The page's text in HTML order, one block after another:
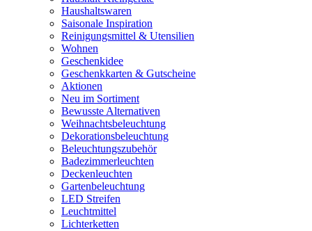
Haushaltswaren
Saisonale Inspiration
Reinigungsmittel & Utensilien
Wohnen
Geschenkidee
Geschenkkarten & Gutscheine
Aktionen
Neu im Sortiment
Bewusste Alternativen
Weihnachtsbeleuchtung
Dekorationsbeleuchtung
Beleuchtungszubehör
Badezimmerleuchten
Deckenleuchten
Gartenbeleuchtung
LED Streifen
Leuchtmittel
Lichterketten